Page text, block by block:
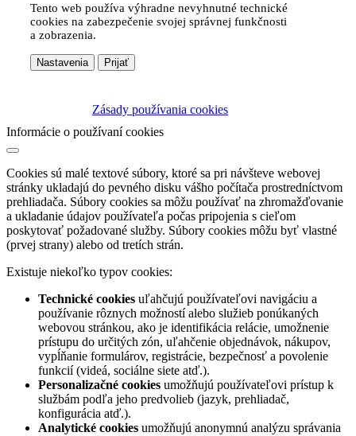
Tento web používa výhradne nevyhnutné technické
cookies na zabezpečenie svojej správnej funkčnosti
a zobrazenia.
Nastavenia Prijať
Zásady používania cookies
Informácie o používaní cookies
Cookies sú malé textové súbory, ktoré sa pri návšteve webovej
stránky ukladajú do pevného disku vášho počítača prostredníctvom
prehliadača. Súbory cookies sa môžu používať na zhromažďovanie
a ukladanie údajov používateľa počas pripojenia s cieľom
poskytovať požadované služby. Súbory cookies môžu byť vlastné
(prvej strany) alebo od tretích strán.
Existuje niekoľko typov cookies:
Technické cookies uľahčujú používateľovi navigáciu a
používanie rôznych možností alebo služieb ponúkaných
webovou stránkou, ako je identifikácia relácie, umožnenie
prístupu do určitých zón, uľahčenie objednávok, nákupov,
vypĺňanie formulárov, registrácie, bezpečnosť a povolenie
funkcií (videá, sociálne siete atď.).
Personalizačné cookies umožňujú používateľovi prístup k
službám podľa jeho predvolieb (jazyk, prehliadač,
konfigurácia atď.).
Analytické cookies umožňujú anonymnú analýzu správania